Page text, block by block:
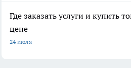
Где заказать услуги и купить
цене
24 июля